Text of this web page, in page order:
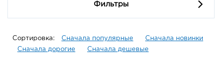
Фильтры
Сортировка: Сначала популярные
Сначала новинки
Сначала дорогие
Сначала дешевые